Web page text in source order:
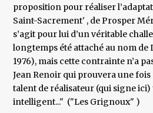
proposition pour réaliser
Saint-Sacrement' , de Prosper
s’agit pour lui d’un véritable
longtemps été attaché au nom
1976), mais cette contrainte n’a
Jean Renoir qui prouvera une
talent de réalisateur (qui signe
intelligent..." ("Les Grignoux" )